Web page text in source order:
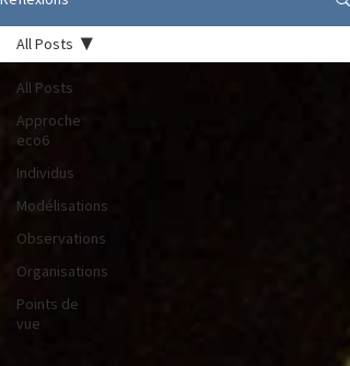
All Posts
Approche
eco6
Individus
Modélisations
Observations
Organisations
Points de
vue
All Posts